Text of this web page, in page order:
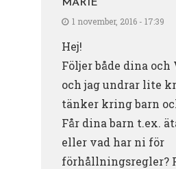
MARIE
1 november, 2016 - 17:39
Hej!
Följer både dina
och jag undrar lite
tänker kring barn
Får dina barn t.ex.
eller vad har ni för
förhållningsregler?